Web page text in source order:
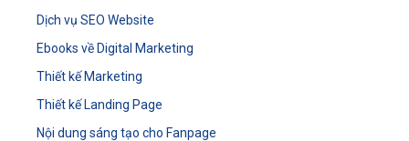
Dịch vụ SEO Website
Ebooks về Digital Marketing
Thiết kế Marketing
Thiết kế Landing Page
Nội dung sáng tạo cho Fanpage